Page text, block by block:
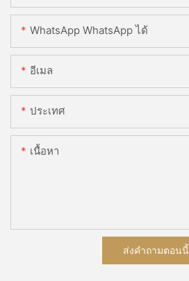
WhatsApp WhatsApp ได้
อีเมล
ประเทศ
เนื้อหา
ส่งคำถามตอนนี้